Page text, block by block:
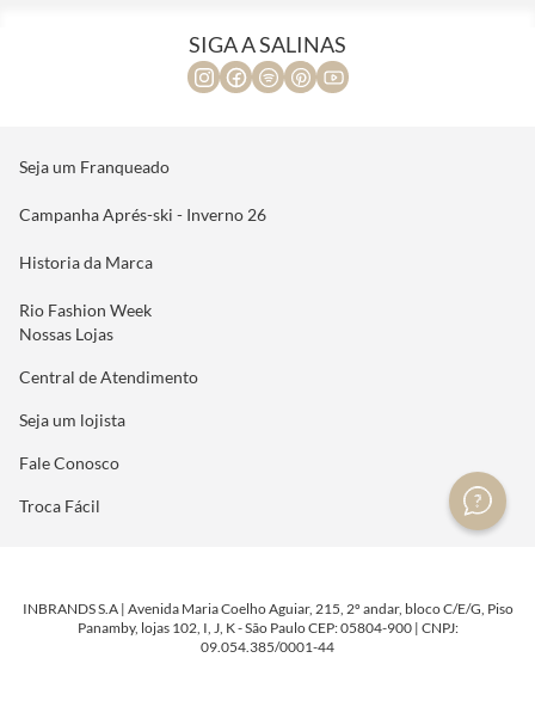
SIGA A SALINAS
Seja um Franqueado
Campanha Aprés-ski - Inverno 26
Historia da Marca
Rio Fashion Week
Nossas Lojas
Central de Atendimento
Seja um lojista
Fale Conosco
Troca Fácil
INBRANDS S.A | Avenida Maria Coelho Aguiar, 215, 2º andar, bloco C/E/G, Piso
Panamby, lojas 102, I, J, K - São Paulo CEP: 05804-900 | CNPJ:
09.054.385/0001-44